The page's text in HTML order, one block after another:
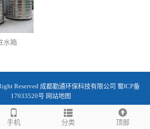
水箱
手机 分类 顶部
Reserved 成都勤通环保科技有限公司 蜀ICP备
17033520号 网站地图